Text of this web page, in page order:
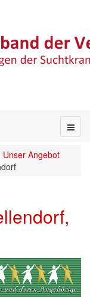
Unser Angebot